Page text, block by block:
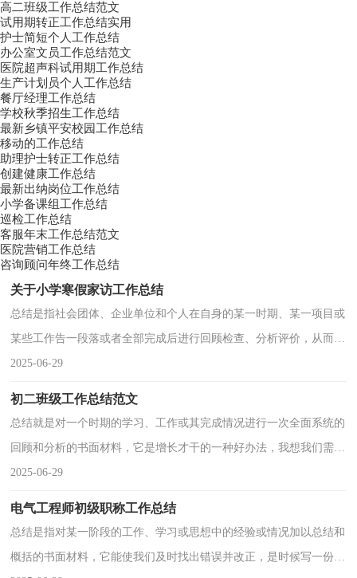
高二班级工作总结范文
试用期转正工作总结实用
护士简短个人工作总结
办公室文员工作总结范文
医院超声科试用期工作总结
生产计划员个人工作总结
餐厅经理工作总结
学校秋季招生工作总结
最新乡镇平安校园工作总结
移动的工作总结
助理护士转正工作总结
创建健康工作总结
最新出纳岗位工作总结
小学备课组工作总结
巡检工作总结
客服年末工作总结范文
医院营销工作总结
咨询顾问年终工作总结
关于小学寒假家访工作总结
总结是指社会团体、企业单位和个人在自身的某一时期、某一项目或
某些工作告一段落或者全部完成后进行回顾检查、分析评价，从而肯
定成绩，得到经验，找出差距，得出教训和一些规律性认识的一种书
2025-06-29
初二班级工作总结范文
总结就是对一个时期的学习、工作或其完成情况进行一次全面系统的
回顾和分析的书面材料，它是增长才干的一种好办法，我想我们需要
写一份总结了吧。总结一般是怎么写的呢？以下是小编为大家整理的
2025-06-29
电气工程师初级职称工作总结
总结是指对某一阶段的工作、学习或思想中的经验或情况加以总结和
概括的书面材料，它能使我们及时找出错误并改正，是时候写一份总